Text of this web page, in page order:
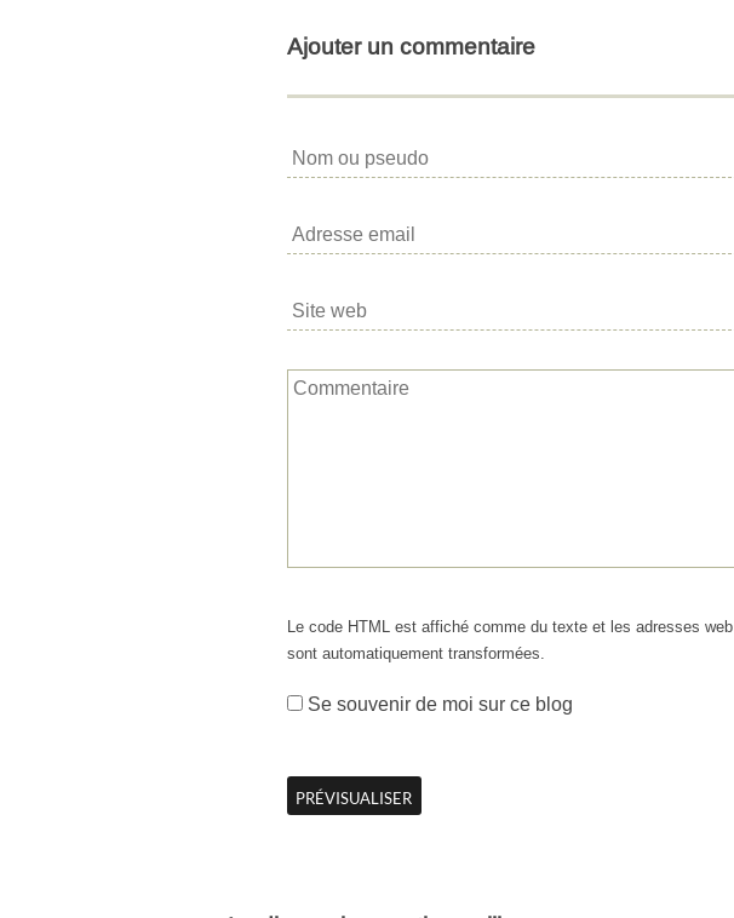
Ajouter un commentaire
Le code HTML est affiché comme du texte et les adresses web
sont automatiquement transformées.
Se souvenir de moi sur ce blog